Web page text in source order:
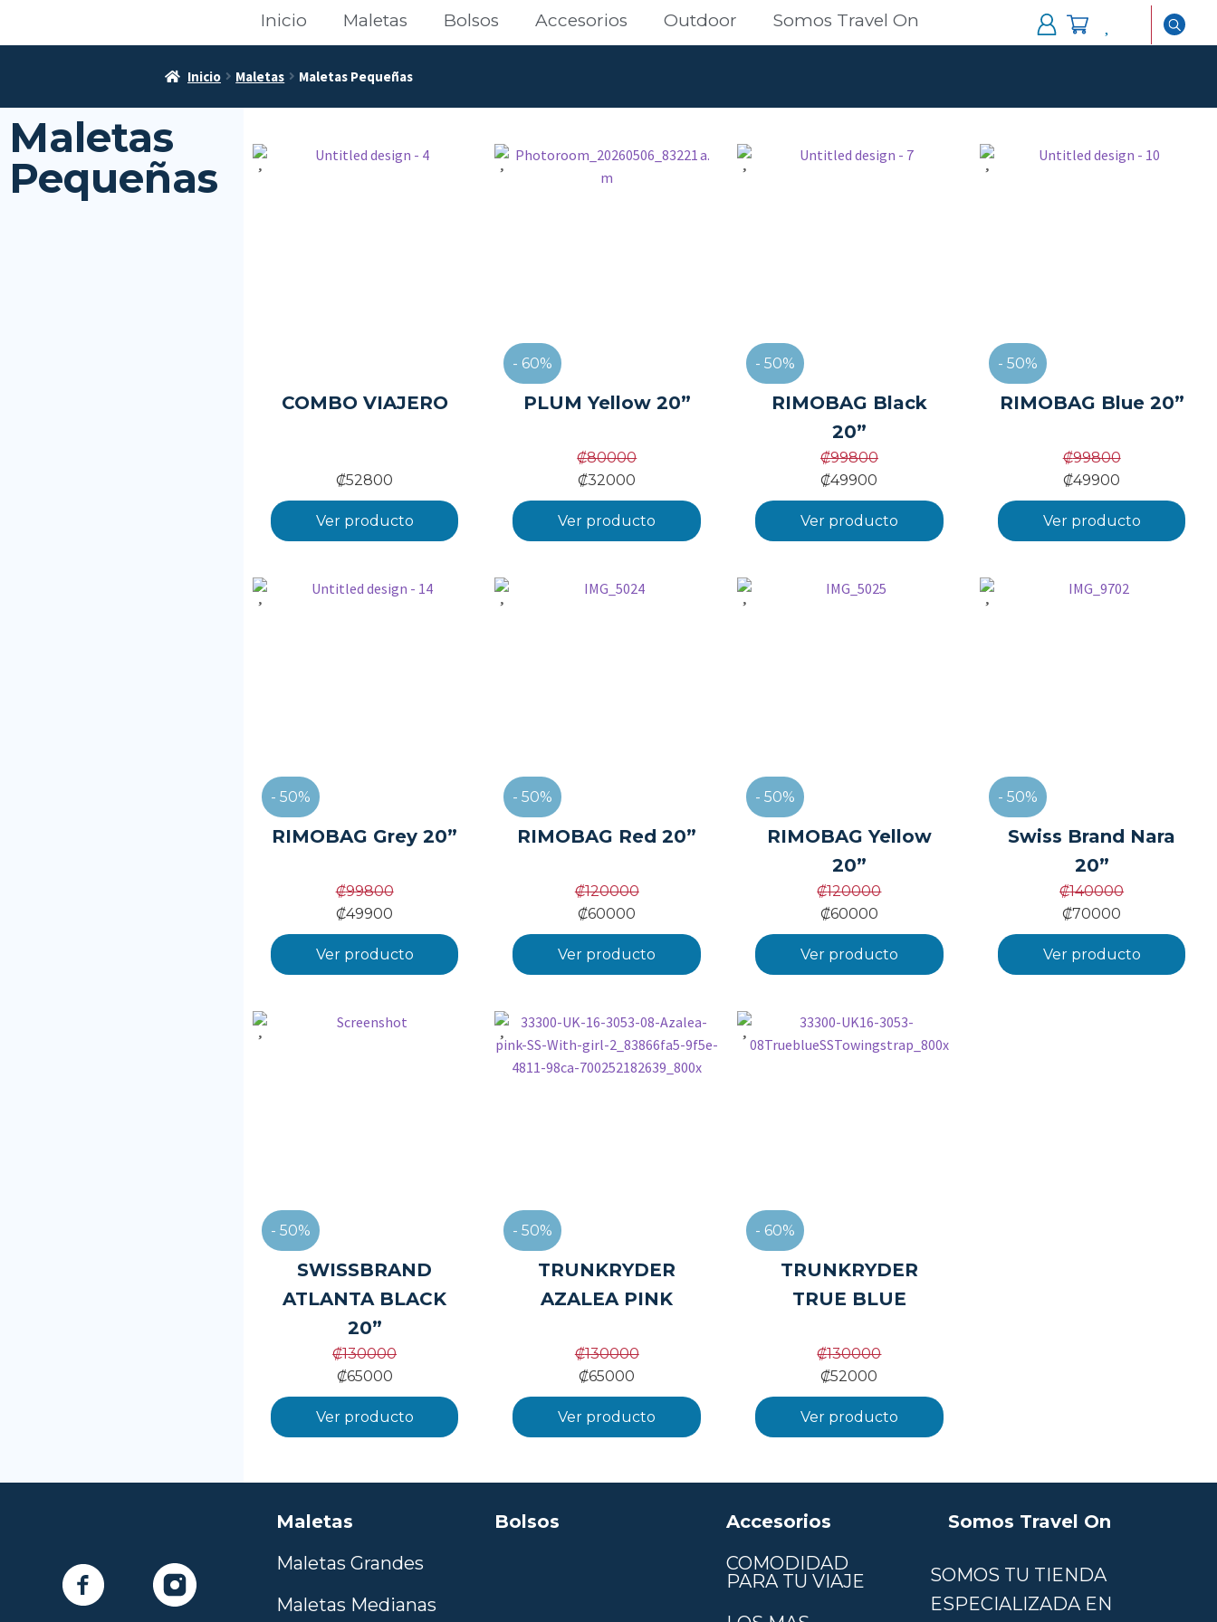
Inicio Maletas Bolsos Accesorios Outdoor Somos Travel On
Inicio Maletas Maletas Pequeñas
Maletas
Pequeñas
COMBO VIAJERO
₡52800
Ver producto
- 60%
PLUM Yellow 20”
₡80000
₡32000
Ver producto
- 50%
RIMOBAG Black
20”
₡99800
₡49900
Ver producto
- 50%
RIMOBAG Blue 20”
₡99800
₡49900
Ver producto
- 50%
RIMOBAG Grey 20”
₡99800
₡49900
Ver producto
- 50%
RIMOBAG Red 20”
₡120000
₡60000
Ver producto
- 50%
RIMOBAG Yellow
20”
₡120000
₡60000
Ver producto
- 50%
Swiss Brand Nara
20”
₡140000
₡70000
Ver producto
- 50%
SWISSBRAND
ATLANTA BLACK
20”
₡130000
₡65000
Ver producto
- 50%
TRUNKRYDER
AZALEA PINK
₡130000
₡65000
Ver producto
- 60%
TRUNKRYDER
TRUE BLUE
₡130000
₡52000
Ver producto
Maletas
Maletas Grandes
Maletas Medianas
Bolsos
Accesorios
COMODIDAD
PARA TU VIAJE
Somos Travel On
SOMOS TU TIENDA
ESPECIALIZADA EN